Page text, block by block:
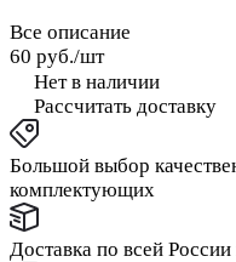
Все описание
60 руб./шт
Нет в наличии
Рассчитать доставку
Большой выбор
комплектующих
Доставка по всей